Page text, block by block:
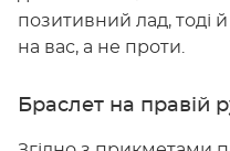
позитивний лад, тоді
на вас, а не проти.
Браслет на правій